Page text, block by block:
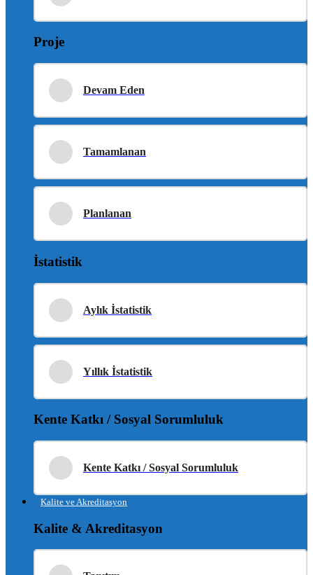
Proje
Devam Eden
Tamamlanan
Planlanan
İstatistik
Aylık İstatistik
Yıllık İstatistik
Kente Katkı / Sosyal Sorumluluk
Kente Katkı / Sosyal Sorumluluk
Kalite ve Akreditasyon
Kalite & Akreditasyon